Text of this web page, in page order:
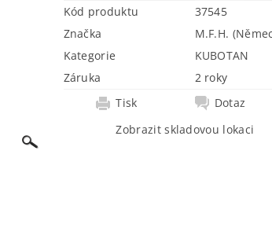
Kód produktu
37545
Značka
M.F.H.
Kategorie
KUBOTAN
Záruka
2 roky
Tisk
Dotaz
Zobrazit skladovou lokaci